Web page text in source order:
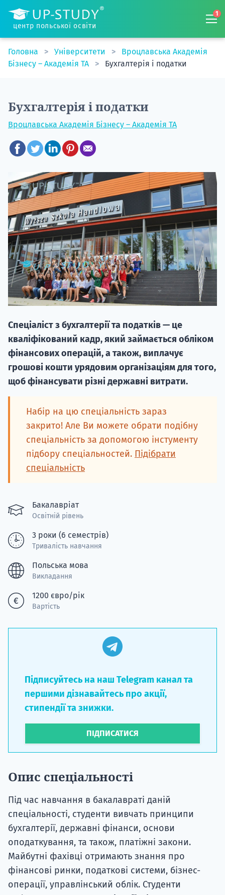
центр польської освіти
1
Головна Університети
Вроцлавська Академія
Бізнесу – Академія TA
Бухгалтерія і податки
Бухгалтерія і податки
Вроцлавська Академія Бізнесу – Академія TA
Спеціаліст з бухгалтерії та податків — це
кваліфікований кадр, який займається обліком
фінансових операцій, а також, виплачує
грошові кошти урядовим організаціям для того,
щоб фінансувати різні державні витрати.
Набір на цю спеціальність зараз
закрито! Але Ви можете обрати подібну
спеціальність за допомогою інстументу
підбору спеціальностей. Підібрати
спеціальність
Бакалавріат
Освітній рівень
3 роки (6 семестрів)
Тривалість навчання
Польська мова
Викладання
1200 євро/рік
Вартість
Підписуйтесь на наш Telegram канал та
першими дізнавайтесь про акції,
стипендії та знижки.
ПІДПИСАТИСЯ
Опис спеціальності
Під час навчання в бакалавраті даній
спеціальності, студенти вивчать принципи
бухгалтерії, державні фінанси, основи
оподаткування, та також, платіжні закони.
Майбутні фахівці отримають знання про
фінансові ринки, податкові системи, бізнес-
операції, управлінський облік. Студенти